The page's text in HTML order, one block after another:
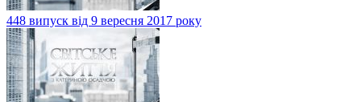
448 випуск від 9 вересня 2017 року